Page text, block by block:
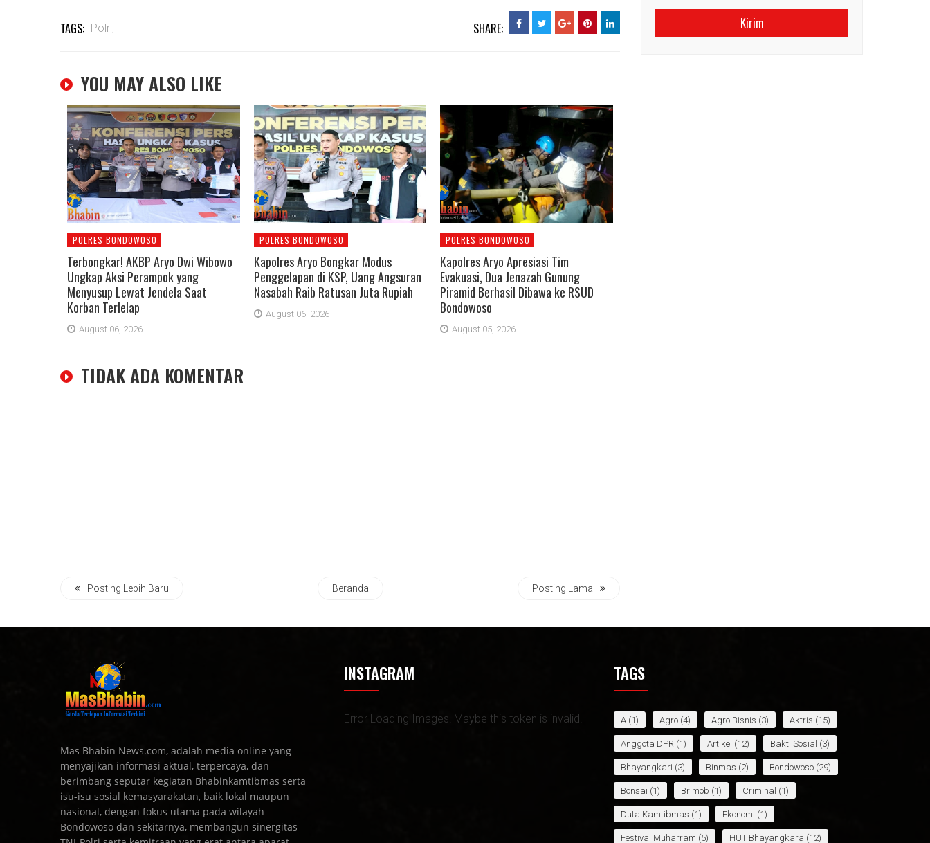
TAGS: Polri, SHARE:
YOU MAY ALSO LIKE
POLRES BONDOWOSO
Terbongkar! AKBP Aryo Dwi Wibowo
Ungkap Aksi Perampok yang
Menyusup Lewat Jendela Saat
Korban Terlelap
August 06, 2026
POLRES BONDOWOSO
Kapolres Aryo Bongkar Modus
Penggelapan di KSP, Uang Angsuran
Nasabah Raib Ratusan Juta Rupiah
August 06, 2026
POLRES BONDOWOSO
Kapolres Aryo Apresiasi Tim
Evakuasi, Dua Jenazah Gunung
Piramid Berhasil Dibawa ke RSUD
Bondowoso
August 05, 2026
TIDAK ADA KOMENTAR
Posting Lebih Baru Beranda Posting Lama
Mas Bhabin News.com, adalah media online yang
menyajikan informasi aktual, terpercaya, dan
berimbang seputar kegiatan Bhabinkamtibmas serta
isu-isu sosial kemasyarakatan, baik lokal maupun
nasional, dengan fokus utama pada wilayah
Bondowoso dan sekitarnya, membangun sinergitas
INSTAGRAM
Error Loading Images! Maybe this token is invalid.
TAGS
A (1) Agro (4) Agro Bisnis (3) Aktris (15)
Anggota DPR (1) Artikel (12) Bakti Sosial (3)
Bhayangkari (3) Binmas (2) Bondowoso (29)
Bonsai (1) Brimob (1) Criminal (1)
Duta Kamtibmas (1) Ekonomi (1)
Festival Muharram (5) HUT Bhayangkara (12)